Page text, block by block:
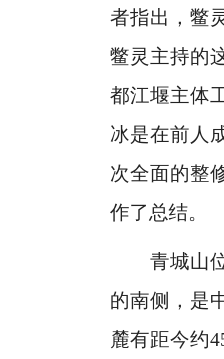
者指出，鳖
鳖灵主持的
都江堰主体
冰是在前人
次全面的整
作了总结。
青城山位
的南侧，是
麓有距今约